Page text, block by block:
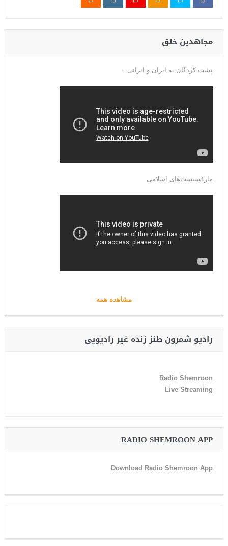
مجاهدین خلق
پشت کردگان به ایران و ایرانی.
مارکسیست‌های اسلامی
مشاهده همه
رادیو شمرون طنز زنده غیر رادیویی
Radio Shemroon
Live Streaming
RADIO SHEMROON APP
Download Radio Shemroon App